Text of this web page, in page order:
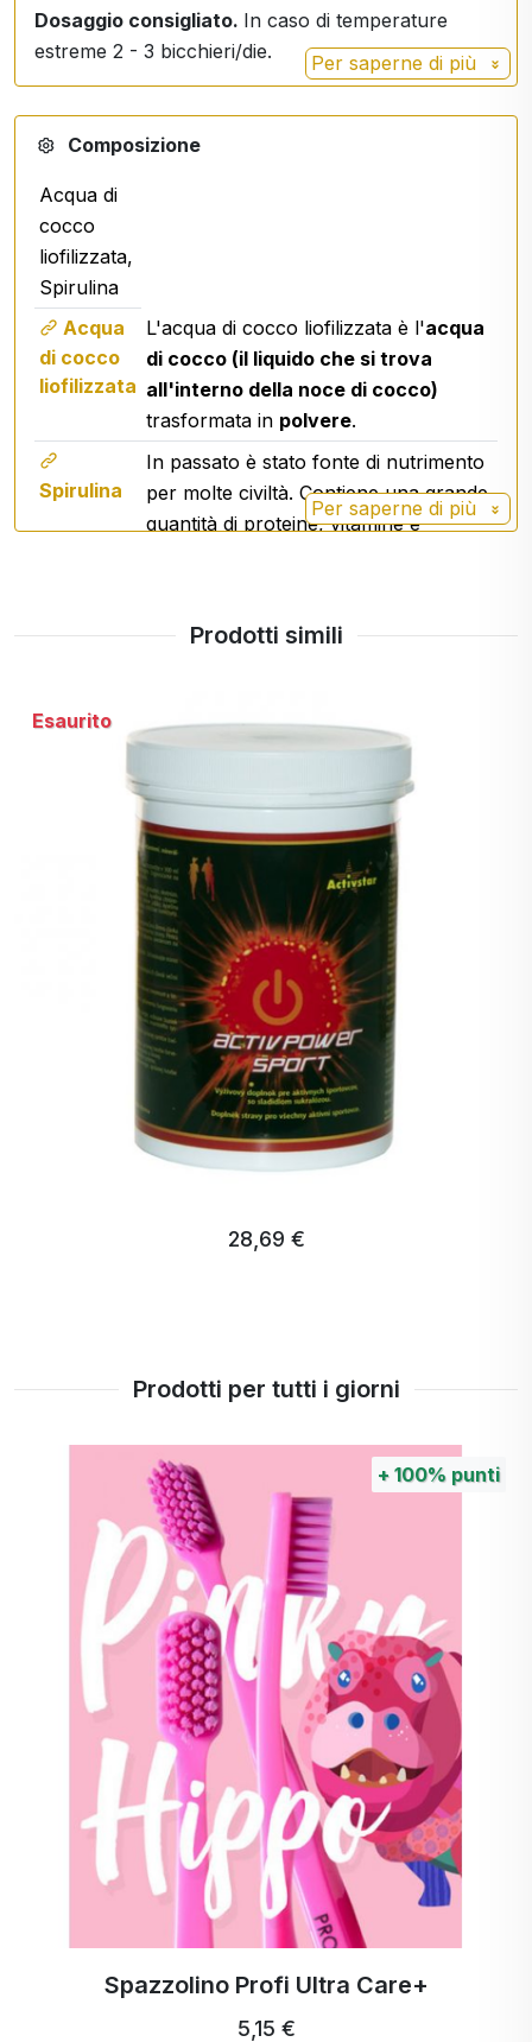
Dosaggio consigliato. In caso di temperature
estreme 2 - 3 bicchieri/die.
Per saperne di più
Composizione
Acqua di
cocco
liofilizzata,
Spirulina
Acqua
di cocco
liofilizzata
L'acqua di cocco liofilizzata è l'acqua
di cocco (il liquido che si trova
all'interno della noce di cocco)
trasformata in polvere.
Spirulina
In passato è stato fonte di nutrimento
per molte civiltà. Contiene una grande
quantità di proteine, vitamine e
Per saperne di più
Prodotti simili
Esaurito
28,69 €
Prodotti per tutti i giorni
+ 100% punti
Spazzolino Profi Ultra Care+
5,15 €